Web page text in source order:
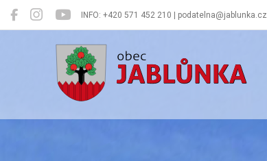
INFO: +420 571 452 210 | podatelna@jablunka.cz
Jablůnka